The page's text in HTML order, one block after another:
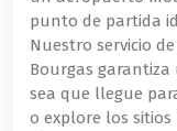
punto de partida
Nuestro servicio
Bourgas garantiza
sea que llegue
o explore los